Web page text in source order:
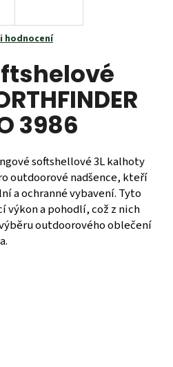
hodnocení
3986
softshellové 3L kalhoty
outdoorové nadšence, kteří
a ochranné vybavení. Tyto
výkon a pohodlí, což z nich
outdoorového oblečení